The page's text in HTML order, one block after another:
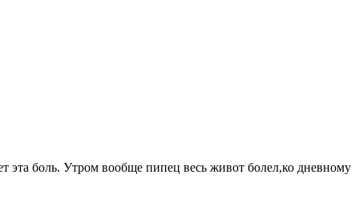
эта боль. Утром вообще пипец весь живот болел,ко дневному